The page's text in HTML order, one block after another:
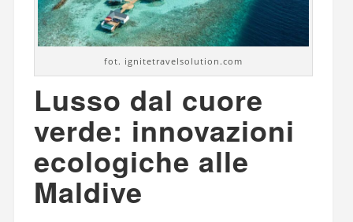
fot. ignitetravelsolution.com
Lusso dal cuore
verde: innovazioni
ecologiche alle
Maldive